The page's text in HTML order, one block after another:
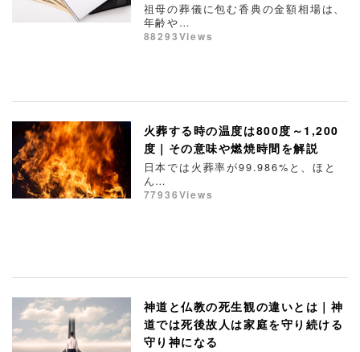
祖母の葬儀に包む香典の金額相場は、
年齢や…
88293Views
火葬する時の温度は800度～1,200
度｜その意味や燃焼時間を解説
日本では火葬率が99.986%と、ほと
ん…
77936Views
神道と仏教の死生観の違いとは｜神
道では死後故人は家庭を守り続ける
守り神になる